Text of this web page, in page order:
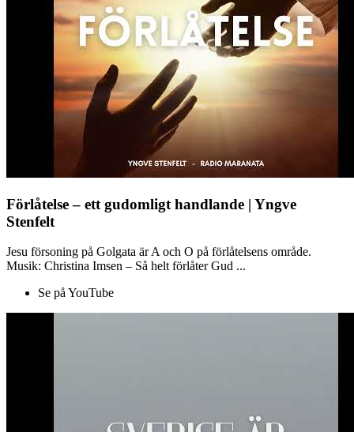
Förlåtelse – ett gudomligt handlande | Yngve
Stenfelt
Jesu försoning på Golgata är A och O på förlåtelsens område.
Musik: Christina Imsen – Så helt förlåter Gud ...
Se på YouTube